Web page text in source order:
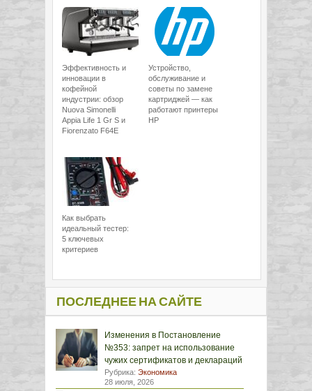
Эффективность и
инновации в
кофейной
индустрии: обзор
Nuova Simonelli
Appia Life 1 Gr S и
Fiorenzato F64E
Устройство,
обслуживание и
советы по замене
картриджей — как
работают принтеры
HP
Как выбрать
идеальный тестер:
5 ключевых
критериев
ПОСЛЕДНЕЕ НА САЙТЕ
Изменения в Постановление
№353: запрет на использование
чужих сертификатов и деклараций
Рубрика: Экономика
28 июля, 2026